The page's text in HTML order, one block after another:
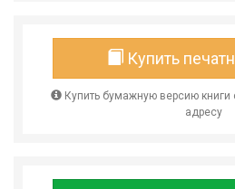
Купить
Купить бумажную версию книги
адресу